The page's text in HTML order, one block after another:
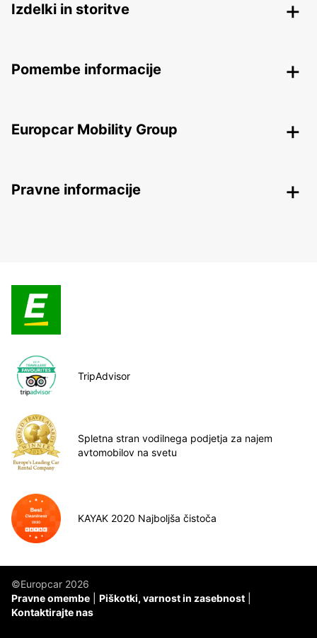
Izdelki in storitve
Pomembe informacije
Europcar Mobility Group
Pravne informacije
TripAdvisor
Spletna stran vodilnega podjetja za najem
avtomobilov na svetu
KAYAK 2020 Najboljša čistoča
©Europcar 2026
Pravne omembe
Piškotki, varnost in zasebnost
Kontaktirajte nas